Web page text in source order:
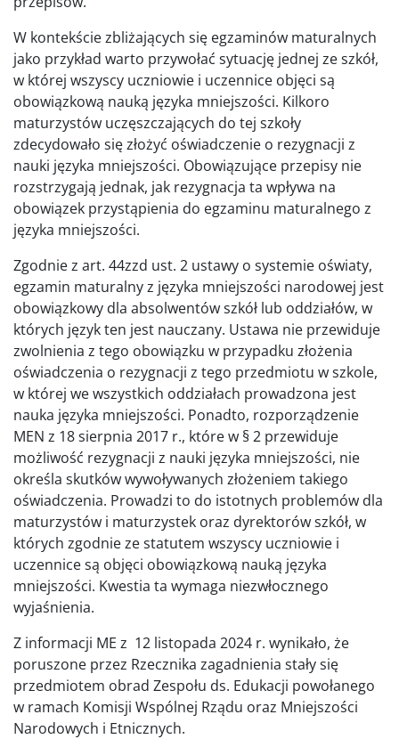
W kontekście zbliżających się egzaminów maturalnych
jako przykład warto przywołać sytuację jednej ze szkół,
w której wszyscy uczniowie i uczennice objęci są
obowiązkową nauką języka mniejszości. Kilkoro
maturzystów uczęszczających do tej szkoły
zdecydowało się złożyć oświadczenie o rezygnacji z
nauki języka mniejszości. Obowiązujące przepisy nie
rozstrzygają jednak, jak rezygnacja ta wpływa na
obowiązek przystąpienia do egzaminu maturalnego z
języka mniejszości.
Zgodnie z art. 44zzd ust. 2 ustawy o systemie oświaty,
egzamin maturalny z języka mniejszości narodowej jest
obowiązkowy dla absolwentów szkół lub oddziałów, w
których język ten jest nauczany. Ustawa nie przewiduje
zwolnienia z tego obowiązku w przypadku złożenia
oświadczenia o rezygnacji z tego przedmiotu w szkole,
w której we wszystkich oddziałach prowadzona jest
nauka języka mniejszości. Ponadto, rozporządzenie
MEN z 18 sierpnia 2017 r., które w § 2 przewiduje
możliwość rezygnacji z nauki języka mniejszości, nie
określa skutków wywoływanych złożeniem takiego
oświadczenia. Prowadzi to do istotnych problemów dla
maturzystów i maturzystek oraz dyrektorów szkół, w
których zgodnie ze statutem wszyscy uczniowie i
uczennice są objęci obowiązkową nauką języka
mniejszości. Kwestia ta wymaga niezwłocznego
wyjaśnienia.
Z informacji ME z 12 listopada 2024 r. wynikało, że
poruszone przez Rzecznika zagadnienia stały się
przedmiotem obrad Zespołu ds. Edukacji powołanego
w ramach Komisji Wspólnej Rządu oraz Mniejszości
Narodowych i Etnicznych.